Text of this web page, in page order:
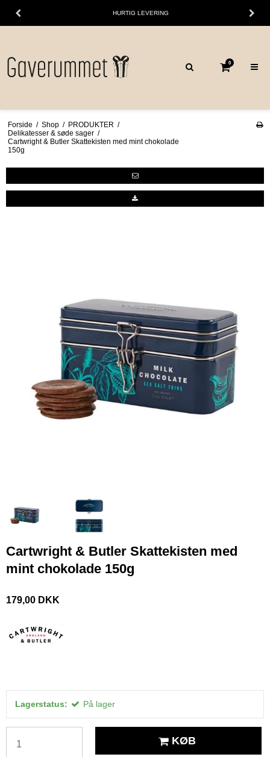
HURTIG LEVERING
0
Forside / Shop / PRODUKTER /
Delikatesser & søde sager /
Cartwright & Butler Skattekisten med mint chokolade
150g
Cartwright & Butler Skattekisten med
mint chokolade 150g
179,00 DKK
Lagerstatus: På lager
KØB